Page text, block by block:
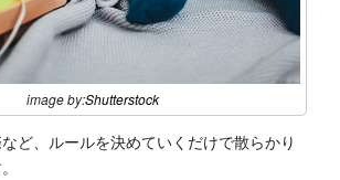
image by:Shutterstock
ど、ルールを決めていくだけで散らかり